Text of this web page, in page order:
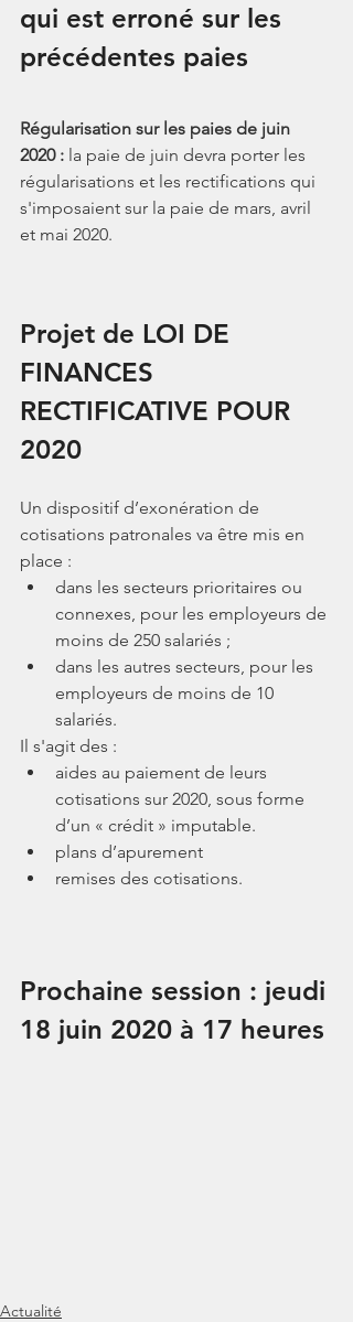
qui est erroné sur les
précédentes paies
Régularisation sur les paies de juin
2020 : la paie de juin devra porter les
régularisations et les rectifications qui
s'imposaient sur la paie de mars, avril
et mai 2020.
Projet de LOI DE
FINANCES
RECTIFICATIVE POUR
2020
Un dispositif d’exonération de
cotisations patronales va être mis en
place :
dans les secteurs prioritaires ou
connexes, pour les employeurs de
moins de 250 salariés ;
dans les autres secteurs, pour les
employeurs de moins de 10
salariés.
Il s'agit des :
aides au paiement de leurs
cotisations sur 2020, sous forme
d’un « crédit » imputable.
plans d’apurement
remises des cotisations.
Prochaine session : jeudi
18 juin 2020 à 17 heures
Actualité